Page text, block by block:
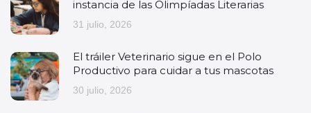
instancia de las Olimpíadas Literarias
31 julio, 2026
El tráiler Veterinario sigue en el Polo
Productivo para cuidar a tus mascotas
30 julio, 2026